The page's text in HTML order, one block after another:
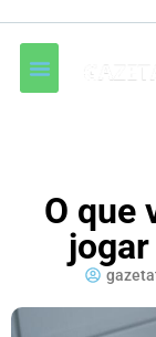
O que